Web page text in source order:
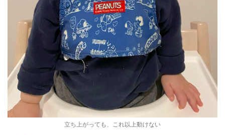
立ち上がっても、これ以上動けない